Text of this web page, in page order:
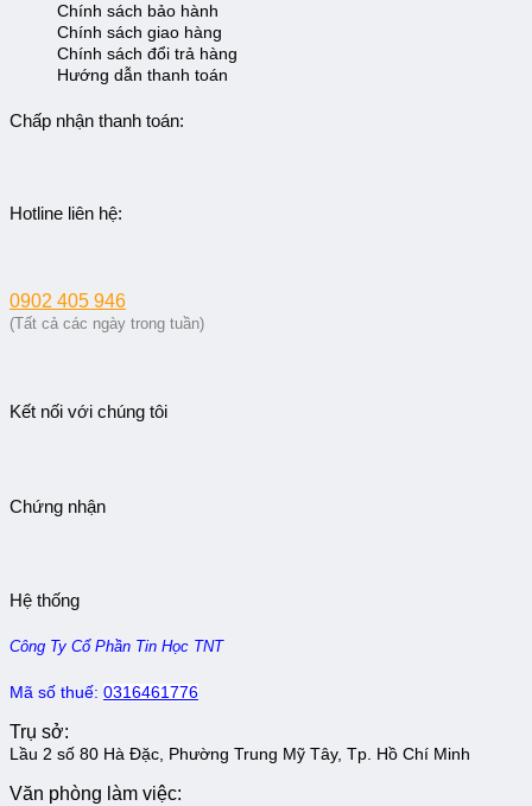
Chính sách bảo hành
Chính sách giao hàng
Chính sách đổi trả hàng
Hướng dẫn thanh toán
Chấp nhận thanh toán:
Hotline liên hệ:
0902 405 946
(Tất cả các ngày trong tuần)
Kết nối với chúng tôi
Chứng nhận
Hệ thống
Công Ty Cổ Phần Tin Học TNT
Mã số thuế: 0316461776
Trụ sở:
Lầu 2 số 80 Hà Đặc, Phường Trung Mỹ Tây, Tp. Hồ Chí Minh
Văn phòng làm việc: